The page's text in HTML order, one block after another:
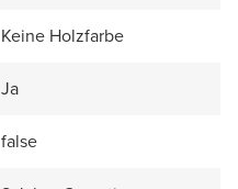
Keine Holzfarbe
Ja
false